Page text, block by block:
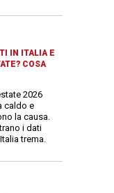
IN ITALIA E
COSA
2026
caldo e
la causa.
i dati
trema.